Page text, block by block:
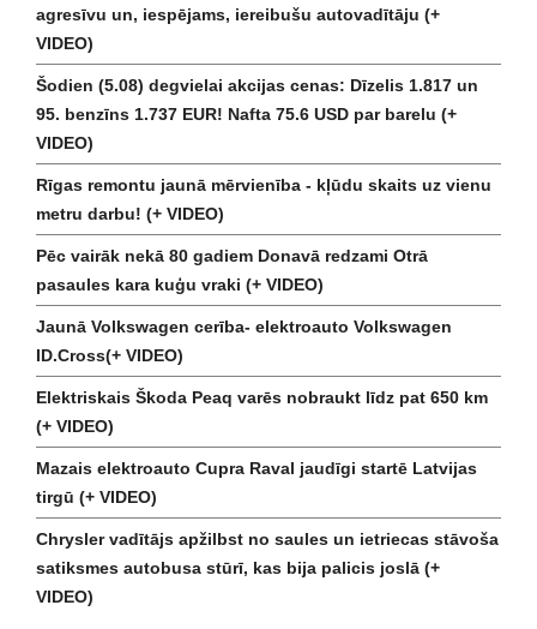
agresīvu un, iespējams, iereibušu autovadītāju (+
VIDEO)
Šodien (5.08) degvielai akcijas cenas: Dīzelis 1.817 un
95. benzīns 1.737 EUR! Nafta 75.6 USD par barelu (+
VIDEO)
Rīgas remontu jaunā mērvienība - kļūdu skaits uz vienu
metru darbu! (+ VIDEO)
Pēc vairāk nekā 80 gadiem Donavā redzami Otrā
pasaules kara kuģu vraki (+ VIDEO)
Jaunā Volkswagen cerība- elektroauto Volkswagen
ID.Cross(+ VIDEO)
Elektriskais Škoda Peaq varēs nobraukt līdz pat 650 km
(+ VIDEO)
Mazais elektroauto Cupra Raval jaudīgi startē Latvijas
tirgū (+ VIDEO)
Chrysler vadītājs apžilbst no saules un ietriecas stāvoša
satiksmes autobusa stūrī, kas bija palicis joslā (+
VIDEO)